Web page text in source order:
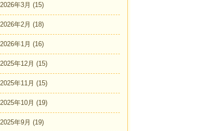
2026年3月 (15)
2026年2月 (18)
2026年1月 (16)
2025年12月 (15)
2025年11月 (15)
2025年10月 (19)
2025年9月 (19)